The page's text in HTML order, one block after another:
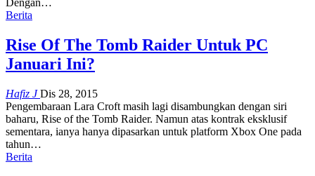
Dengan…
Berita
Rise Of The Tomb Raider Untuk PC
Januari Ini?
Hafiz JDis 28, 2015
Pengembaraan Lara Croft masih lagi disambungkan dengan siri
baharu, Rise of the Tomb Raider. Namun atas kontrak eksklusif
sementara, ianya hanya dipasarkan untuk platform Xbox One pada
tahun…
Berita